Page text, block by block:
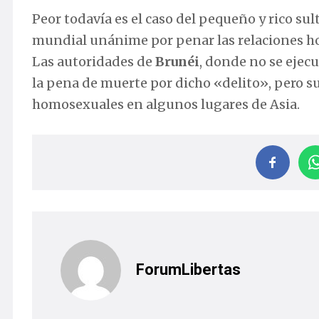
Peor todavía es el caso del pequeño y rico
mundial unánime por penar las relaciones
Las autoridades de Brunéi, donde no se
la pena de muerte por dicho «delito», pero
homosexuales en algunos lugares de Asia.
ForumLibertas